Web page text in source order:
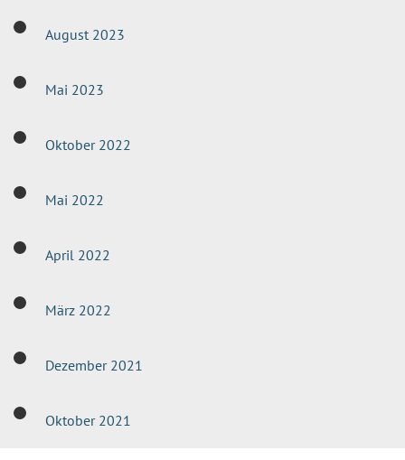
August 2023
Mai 2023
Oktober 2022
Mai 2022
April 2022
März 2022
Dezember 2021
Oktober 2021